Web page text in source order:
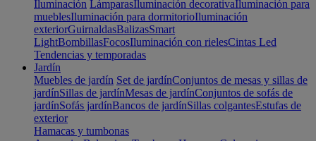
Iluminación LámparasIluminación decorativaIluminación para
mueblesIluminación para dormitorioIluminación
exteriorGuirnaldasBalizasSmart
LightBombillasFocosIluminación con rielesCintas Led
Tendencias y temporadas
Jardín
Muebles de jardín Set de jardínConjuntos de mesas y sillas de
jardínSillas de jardínMesas de jardínConjuntos de sofás de
jardínSofás jardínBancos de jardínSillas colgantesEstufas de
exterior
Hamacas y tumbonas